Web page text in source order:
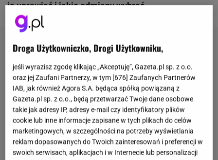
ją uprawiać i jakie odmiany wybrać.
Droga Użytkowniczko, Drogi Użytkowniku,
jeśli wyrazisz zgodę klikając „Akceptuję”, Gazeta.pl sp. z o.o.
oraz jej Zaufani Partnerzy, w tym [676] Zaufanych Partnerów
IAB, jak również Agora S.A. będąca spółką powiązaną z
Gazeta.pl sp. z o.o., będą przetwarzać Twoje dane osobowe
takie jak adresy IP, adresy e-mail czy identyfikatory plików
cookie lub inne informacje zapisane w tych plikach do celów
marketingowych, w szczególności na potrzeby wyświetlania
reklam dopasowanych do Twoich zainteresowań i preferencji w
swoich serwisach, aplikacjach i w Internecie lub personalizacji